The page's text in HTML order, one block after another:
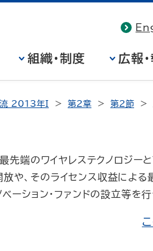
組織・制度 広報
2013年I 第2章 第2節
端のワイヤレステクノロジー
や、そのライセンス収益による
ーション・ファンドの設立等を行